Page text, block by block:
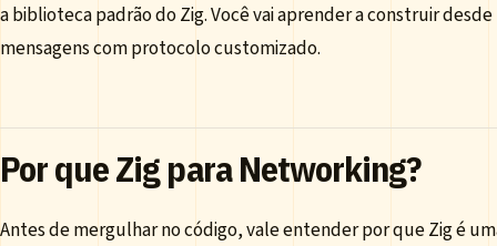
a biblioteca padrão do Zig. Você vai aprender a construir
mensagens com protocolo customizado.
Por que Zig para Networking?
Antes de mergulhar no código, vale entender por que Zig é